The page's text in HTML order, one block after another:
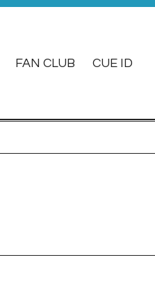
FAN CLUB CUE ID